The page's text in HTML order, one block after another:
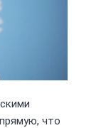
что